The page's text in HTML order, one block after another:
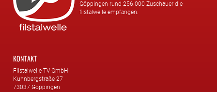
Göppingen rund 256.000 Zuschauer die
filstalwelle empfangen.
KONTAKT
Filstalwelle TV GmbH
Kuhnbergstraße 27
73037 Göppingen